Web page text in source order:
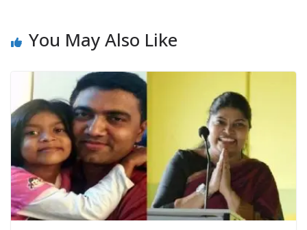
You May Also Like